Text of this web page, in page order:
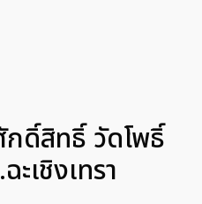
ดิ์สิทธิ์ วัดโพธิ์
ะเชิงเทรา